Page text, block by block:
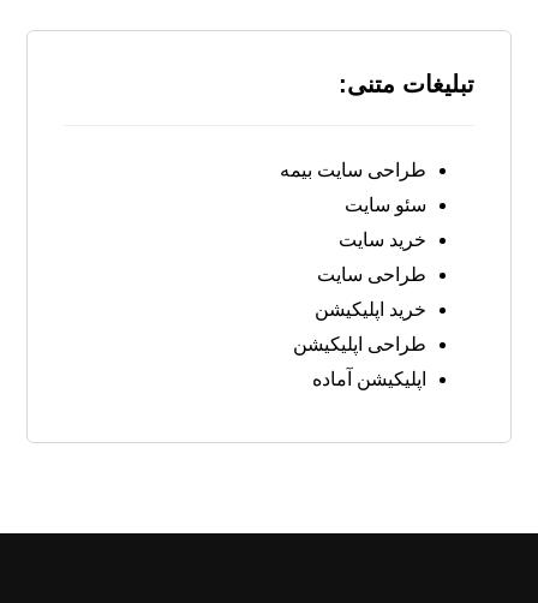
تبلیغات متنی:
طراحی سایت بیمه
سئو سایت
خرید سایت
طراحی سایت
خرید اپلیکیشن
طراحی اپلیکیشن
اپلیکیشن آماده